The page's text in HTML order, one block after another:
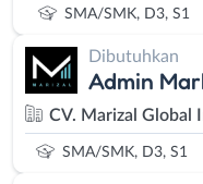
SMA/SMK, D3, S1
Dibutuhkan
Admin
CV. Marizal Global
SMA/SMK, D3, S1